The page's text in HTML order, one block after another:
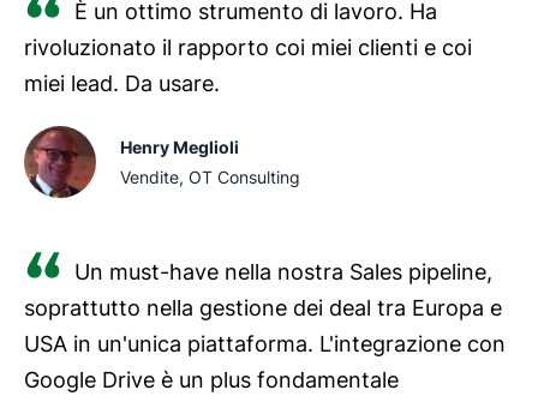
È un ottimo strumento di lavoro. Ha
rivoluzionato il rapporto coi miei clienti e coi
miei lead. Da usare.
Henry Meglioli
Vendite, OT Consulting
Un must-have nella nostra Sales pipeline,
soprattutto nella gestione dei deal tra Europa e
USA in un'unica piattaforma. L'integrazione con
Google Drive è un plus fondamentale